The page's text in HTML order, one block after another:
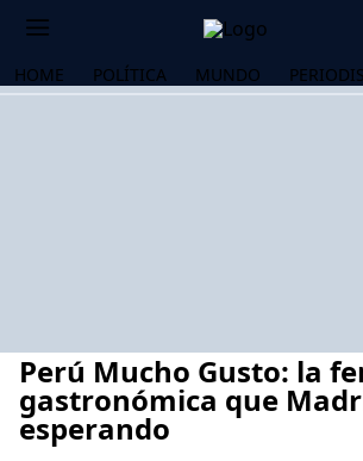
HOME POLÍTICA MUNDO
Perú Mucho Gusto: la
gastronómica que
esperando